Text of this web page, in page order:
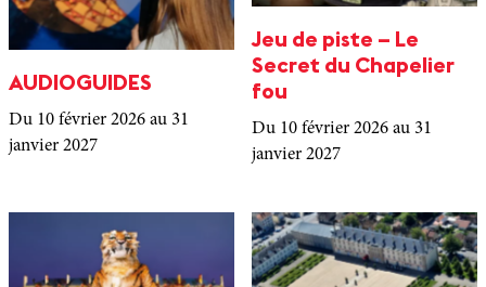
AUDIOGUIDES
Du 10 février 2026 au 31
janvier 2027
Jeu de piste – Le
Secret du Chapelier
fou
Du 10 février 2026 au 31
janvier 2027